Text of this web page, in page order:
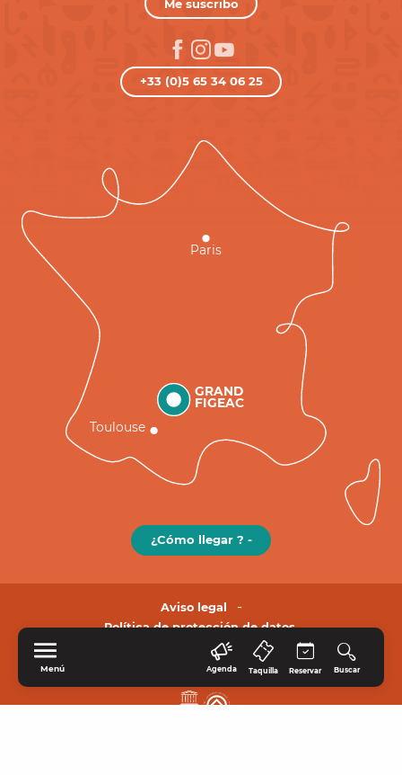
Menú Agenda Taquilla Reservar Buscar
Me suscribo
+33 (0)5 65 34 06 25
GRAND
FIGEAC
Toulouse
Paris
¿Cómo llegar ? -
Aviso legal
Política de protección de datos.